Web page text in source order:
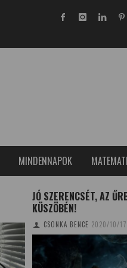
MINDENNAPOK
JÓ SZERENCSÉT, AZ
KÜSZÖBÉN!
CSONKA BENCE 2020/10/17